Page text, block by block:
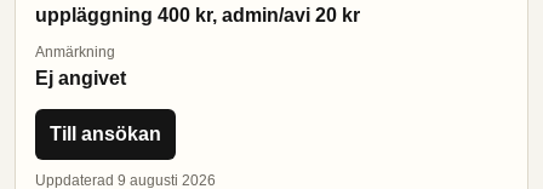
uppläggning 400 kr, admin/avi 20 kr
Anmärkning
Ej angivet
Till ansökan
Uppdaterad 9 augusti 2026